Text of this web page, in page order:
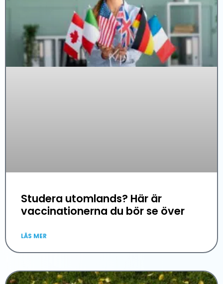
Studera utomlands? Här är
vaccinationerna du bör se över
LÄS MER